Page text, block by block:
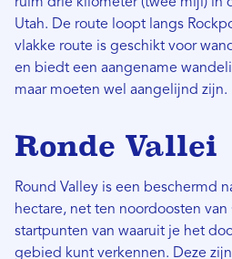
ruim drie kilometer (twee mijl) in
Utah. De route loopt langs
vlakke route is geschikt voor
en biedt een aangename
maar moeten wel aangelijnd zijn.
Ronde Vallei
Round Valley is een beschermd
hectare, net ten noordoosten van
startpunten van waaruit je het
gebied kunt verkennen. Deze